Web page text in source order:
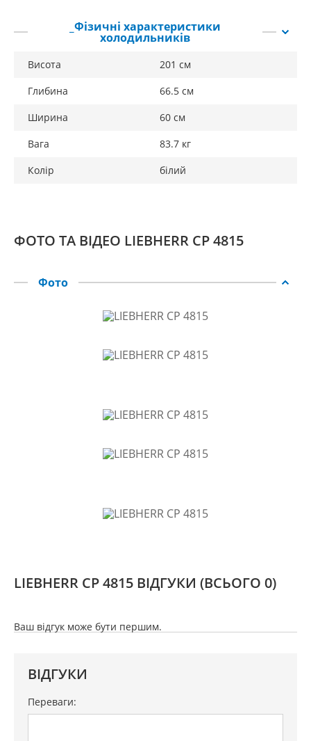
_Фізичні характеристики
холодильників
Висота
201 см
Глибина
66.5 см
Ширина
60 см
Вага
83.7 кг
Колір
білий
ФОТО ТА ВІДЕО LIEBHERR CP 4815
Фото
LIEBHERR CP 4815 ВІДГУКИ (ВСЬОГО 0)
Ваш відгук може бути першим.
ВІДГУКИ
Переваги: